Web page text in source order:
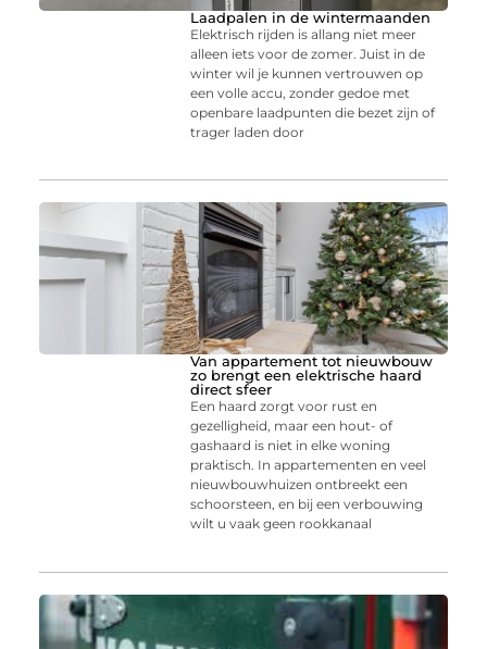
Laadpalen in de wintermaanden
Elektrisch rijden is allang niet meer
alleen iets voor de zomer. Juist in de
winter wil je kunnen vertrouwen op
een volle accu, zonder gedoe met
openbare laadpunten die bezet zijn of
trager laden door
Van appartement tot nieuwbouw
zo brengt een elektrische haard
direct sfeer
Een haard zorgt voor rust en
gezelligheid, maar een hout- of
gashaard is niet in elke woning
praktisch. In appartementen en veel
nieuwbouwhuizen ontbreekt een
schoorsteen, en bij een verbouwing
wilt u vaak geen rookkanaal